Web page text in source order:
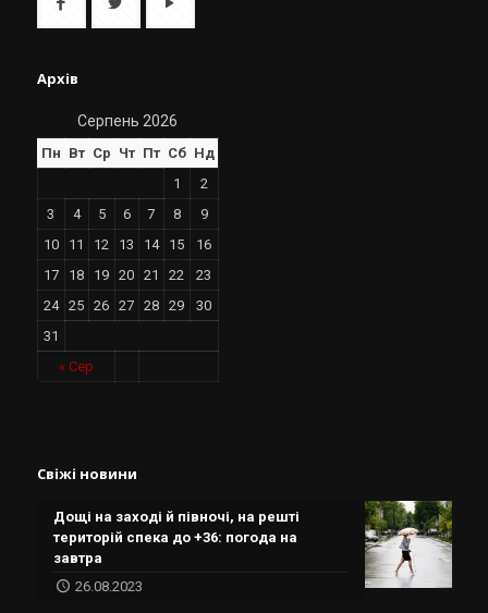
Архів
Серпень 2026
Пн Вт Ср Чт Пт Сб Нд
« Сер
1
2
3
4 5 6 7 8
9
10
11 12 13 14 15
16
17
18 19 20 21 22
23
24
25 26 27 28 29
30
31
Свіжі новини
Дощі на заході й півночі, на решті
територій спека до +36: погода на
завтра
26.08.2023